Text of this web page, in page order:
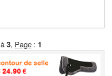
à3, Page: 1